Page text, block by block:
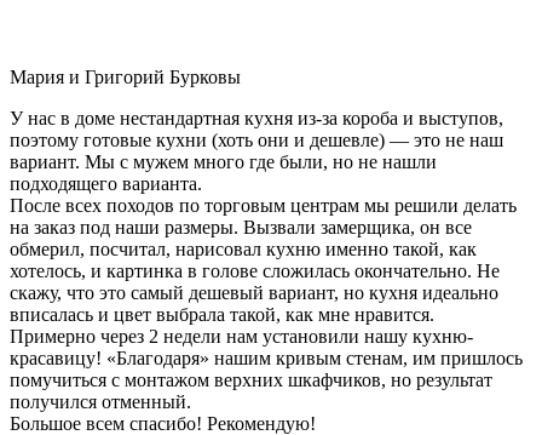
Мария и Григорий Бурковы
У нас в доме нестандартная кухня из-за короба и выступов,
поэтому готовые кухни (хоть они и дешевле) — это не наш
вариант. Мы с мужем много где были, но не нашли
подходящего варианта.
После всех походов по торговым центрам мы решили делать
на заказ под наши размеры. Вызвали замерщика, он все
обмерил, посчитал, нарисовал кухню именно такой, как
хотелось, и картинка в голове сложилась окончательно. Не
скажу, что это самый дешевый вариант, но кухня идеально
вписалась и цвет выбрала такой, как мне нравится.
Примерно через 2 недели нам установили нашу кухню-
красавицу! «Благодаря» нашим кривым стенам, им пришлось
помучиться с монтажом верхних шкафчиков, но результат
получился отменный.
Большое всем спасибо! Рекомендую!